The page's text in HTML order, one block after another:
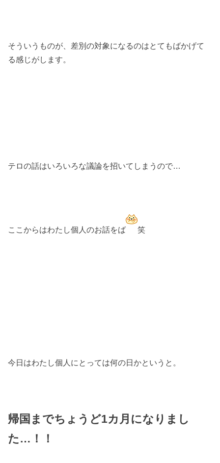
そういうものが、差別の対象になるのはとてもばかげて
る感じがします。
テロの話はいろいろな議論を招いてしまうので…
ここからはわたし個人のお話をば 笑
今日はわたし個人にとっては何の日かというと。
帰国までちょうど1カ月になりまし
た…！！